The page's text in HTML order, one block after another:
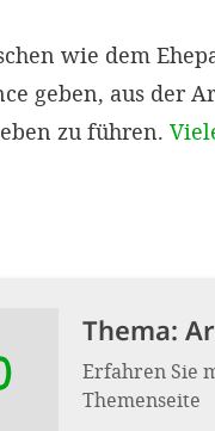
wie dem
geben, aus der
zu führen.
Thema:
Erfahren Sie
Themenseite